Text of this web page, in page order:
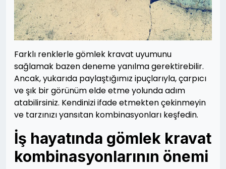
Farklı renklerle gömlek kravat uyumunu
sağlamak bazen deneme yanılma gerektirebilir.
Ancak, yukarıda paylaştığımız ipuçlarıyla, çarpıcı
ve şık bir görünüm elde etme yolunda adım
atabilirsiniz. Kendinizi ifade etmekten çekinmeyin
ve tarzınızı yansıtan kombinasyonları keşfedin.
İş hayatında gömlek kravat
kombinasyonlarının önemi